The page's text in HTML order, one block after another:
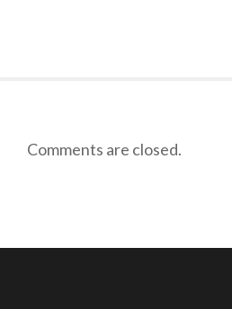
Comments are closed.